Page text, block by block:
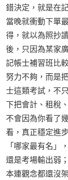
錯決定，就是在
當晚就衝動下單
得，就以為照抄
後，只因為某家
記帳士補習班比
努力不夠，而是
士這類考試，不
下把會計、租稅
不會因為你看了
看，真正穩定進
「哪家最有名」
還是考場輸出弱
本連觀念都還沒